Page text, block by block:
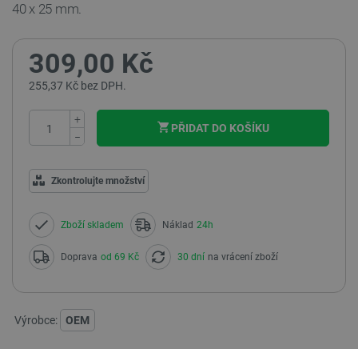
40 x 25 mm.
309,00 Kč
255,37 Kč bez DPH.
+
−
PŘIDAT DO KOŠÍKU
Zkontrolujte množství
Zboží skladem Náklad 24h
Doprava od 69 Kč 30 dní na vrácení zboží
Výrobce: OEM